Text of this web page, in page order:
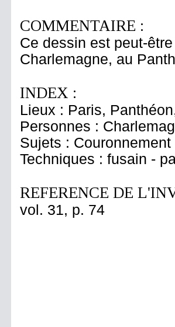
COMMENTAIRE :
Ce dessin est peut-
Charlemagne, au
INDEX :
Lieux : Paris,
Personnes :
Sujets :
Techniques : fusain -
REFERENCE DE
vol. 31, p. 74